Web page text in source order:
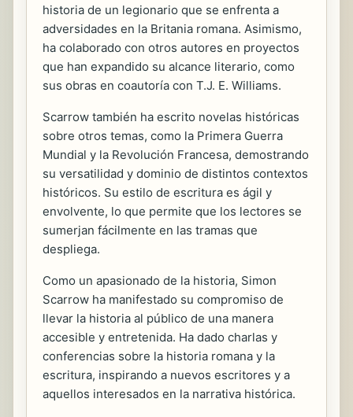
historia de un legionario que se enfrenta a
adversidades en la Britania romana. Asimismo,
ha colaborado con otros autores en proyectos
que han expandido su alcance literario, como
sus obras en coautoría con T.J. E. Williams.
Scarrow también ha escrito novelas históricas
sobre otros temas, como la Primera Guerra
Mundial y la Revolución Francesa, demostrando
su versatilidad y dominio de distintos contextos
históricos. Su estilo de escritura es ágil y
envolvente, lo que permite que los lectores se
sumerjan fácilmente en las tramas que
despliega.
Como un apasionado de la historia, Simon
Scarrow ha manifestado su compromiso de
llevar la historia al público de una manera
accesible y entretenida. Ha dado charlas y
conferencias sobre la historia romana y la
escritura, inspirando a nuevos escritores y a
aquellos interesados en la narrativa histórica.